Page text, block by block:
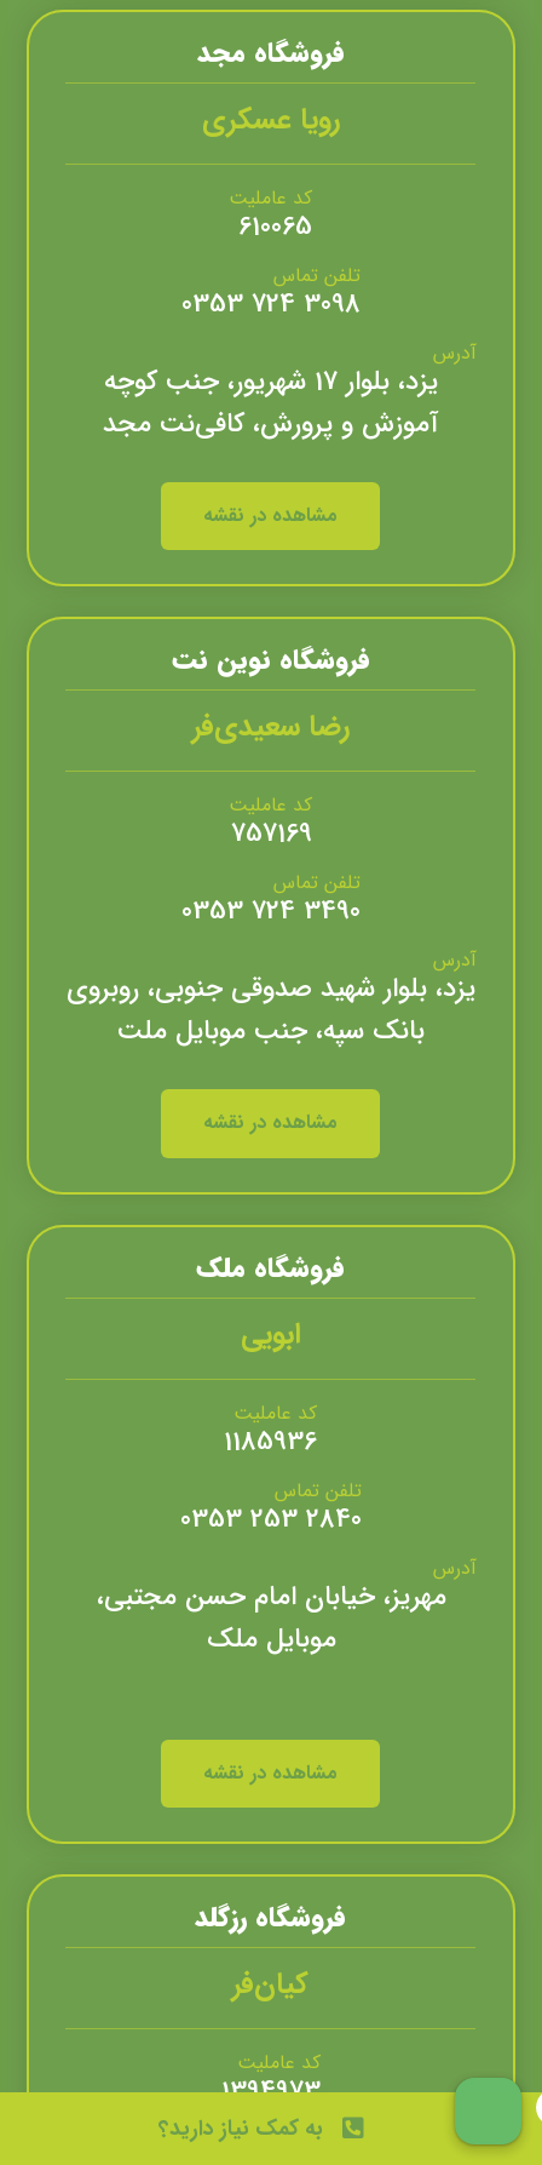
فروشگاه مجد
رویا عسکری
کد عاملیت
610065
تلفن تماس
3098 724 0353
آدرس
یزد، بلوار 17 شهریور، جنب کوچه
آموزش و پرورش، کافی‌نت مجد
مشاهده در نقشه
فروشگاه نوين نت
رضا سعیدی‌فر
کد عاملیت
757169
تلفن تماس
3490 724 0353
آدرس
یزد، بلوار شهید صدوقی جنوبی، روبروی
بانک سپه، جنب موبایل ملت
مشاهده در نقشه
فروشگاه ملک
ابویی
کد عاملیت
1185936
تلفن تماس
2840 253 0353
آدرس
مهریز، خیابان امام حسن مجتبی،
موبایل ملک
مشاهده در نقشه
فروشگاه رزگلد
کیان‌فر
کد عاملیت
1394973
تلفن تماس
به کمک نیاز دارید؟